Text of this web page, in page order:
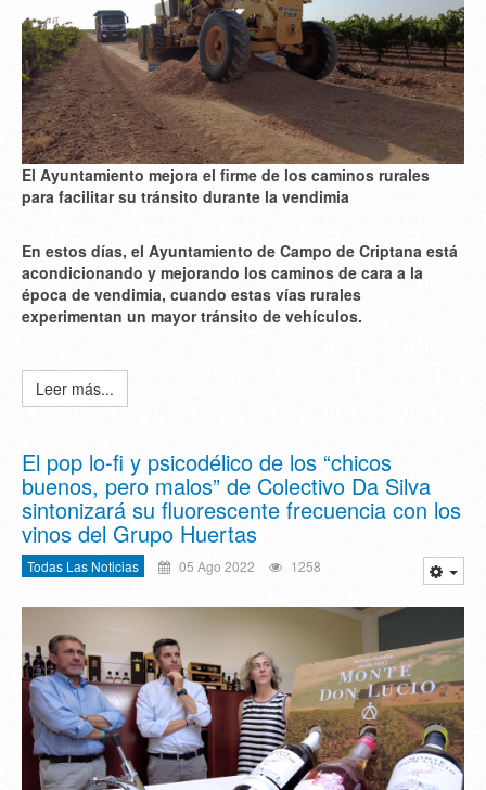
El Ayuntamiento mejora el firme de los caminos rurales
para facilitar su tránsito durante la vendimia
En estos días, el Ayuntamiento de Campo de Criptana está
acondicionando y mejorando los caminos de cara a la
época de vendimia, cuando estas vías rurales
experimentan un mayor tránsito de vehículos.
Leer más...
El pop lo-fi y psicodélico de los “chicos
buenos, pero malos” de Colectivo Da Silva
sintonizará su fluorescente frecuencia con los
vinos del Grupo Huertas
Todas Las Noticias 05 Ago 2022 1258